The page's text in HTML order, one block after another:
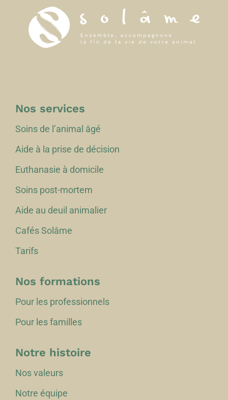
Nos services
Soins de l’animal âgé
Aide à la prise de décision
Euthanasie à domicile
Soins post-mortem
Aide au deuil animalier
Cafés Solâme
Tarifs
Nos formations
Pour les professionnels
Pour les familles
Notre histoire
Nos valeurs
Notre équipe